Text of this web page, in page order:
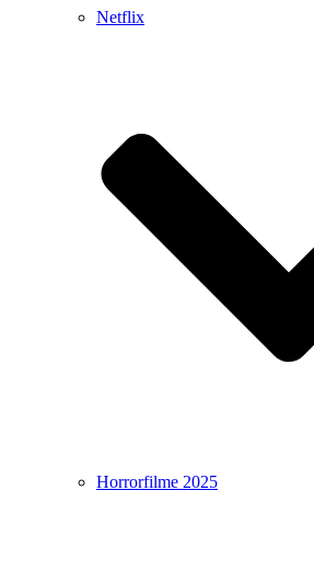
Netflix
Horrorfilme 2025